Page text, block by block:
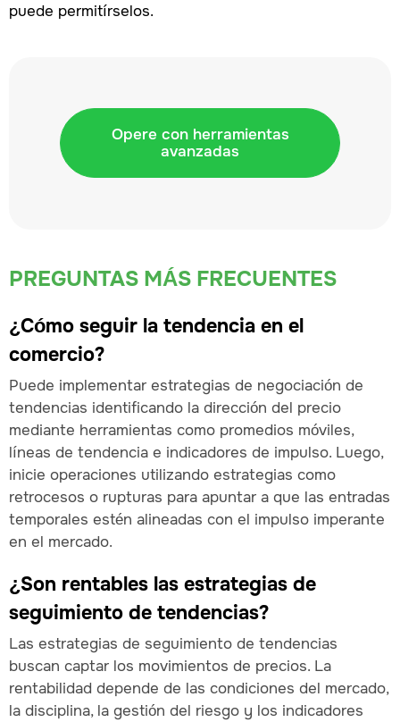
puede permitírselos.
Opere con herramientas
avanzadas
PREGUNTAS MÁS FRECUENTES
¿Cómo seguir la tendencia en el
comercio?
Puede implementar estrategias de negociación de
tendencias identificando la dirección del precio
mediante herramientas como promedios móviles,
líneas de tendencia e indicadores de impulso. Luego,
inicie operaciones utilizando estrategias como
retrocesos o rupturas para apuntar a que las entradas
temporales estén alineadas con el impulso imperante
en el mercado.
¿Son rentables las estrategias de
seguimiento de tendencias?
Las estrategias de seguimiento de tendencias
buscan captar los movimientos de precios. La
rentabilidad depende de las condiciones del mercado,
la disciplina, la gestión del riesgo y los indicadores